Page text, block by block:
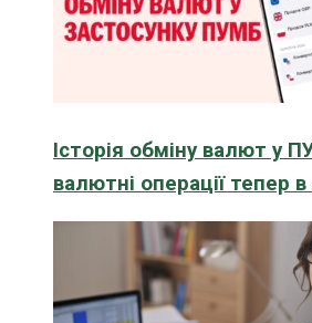
Історія обміну валют у
валютні операції тепер